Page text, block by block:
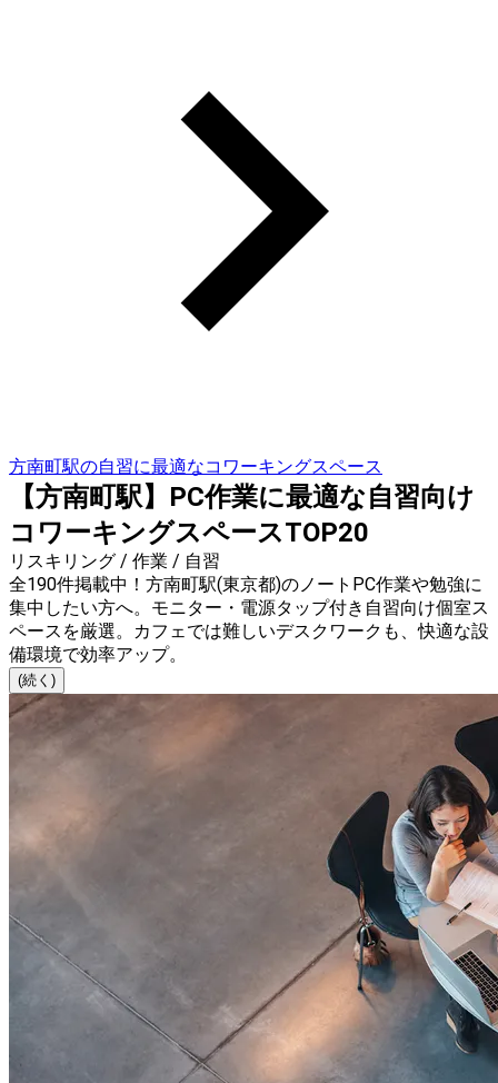
方南町駅の自習に最適なコワーキングスペース
【方南町駅】PC作業に最適な自習向け
コワーキングスペースTOP20
リスキリング / 作業 / 自習
全190件掲載中！方南町駅(東京都)のノートPC作業や勉強に
集中したい方へ。モニター・電源タップ付き自習向け個室ス
ペースを厳選。カフェでは難しいデスクワークも、快適な設
備環境で効率アップ。
(続く)